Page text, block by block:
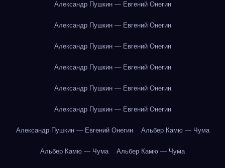
Александр Пушкин — Евгений Онегин
Александр Пушкин — Евгений Онегин
Александр Пушкин — Евгений Онегин
Александр Пушкин — Евгений Онегин
Александр Пушкин — Евгений Онегин
Александр Пушкин — Евгений Онегин
Александр Пушкин — Евгений Онегин Альбер Камю — Чума
Альбер Камю — Чума Альбер Камю — Чума